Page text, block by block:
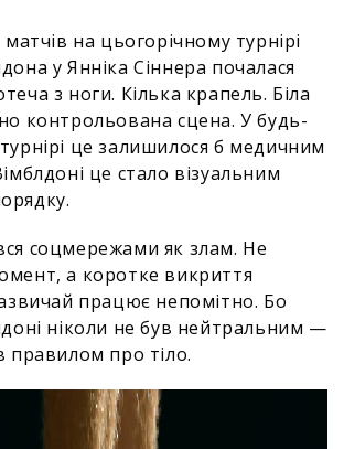
матчів на цьогорічному турнірі
у Янніка Сіннера почалася
з ноги. Кілька крапель. Біла
контрольована сцена. У будь-
це залишилося б медичним
це стало візуальним
соцмережами як злам. Не
а коротке викриття
працює непомітно. Бо
ніколи не був нейтральним —
правилом про тіло.